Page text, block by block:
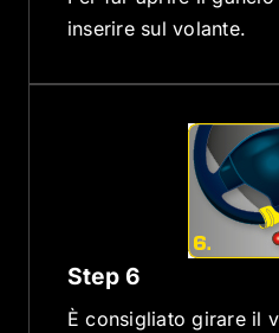
inserire sul volante.
Step 6
È consigliato girare il